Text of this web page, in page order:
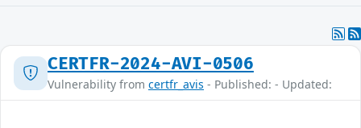
CERTFR-2024-AVI-0506
Vulnerability from certfr_avis - Published: - Updated: